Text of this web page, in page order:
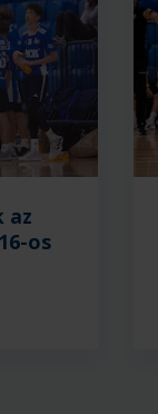
az
os